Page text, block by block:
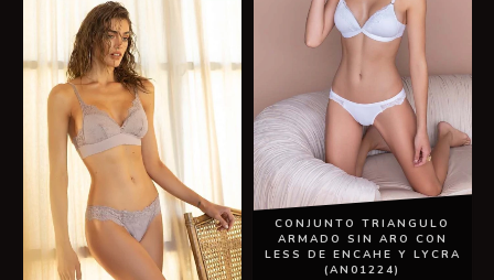
CONJUNTO TRIANGULO
ARMADO SIN ARO CON
LESS DE ENCAHE Y LYCRA
(AN01224)